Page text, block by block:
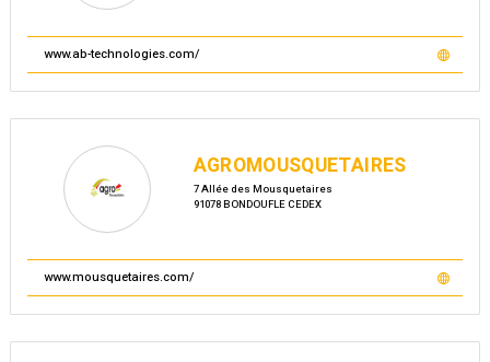
www.ab-technologies.com/
AGROMOUSQUETAIRES
7 Allée des Mousquetaires
91078 BONDOUFLE CEDEX
www.mousquetaires.com/